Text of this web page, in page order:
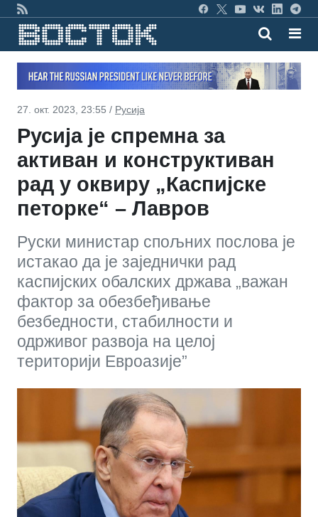
27. окт. 2023, 23:55 / Русија
Русија је спремна за
активан и конструктиван
рад у оквиру „Каспијске
петорке“ – Лавров
Руски министар спољних послова је
истакао да је заједнички рад
каспијских обалских држава „важан
фактор за обезбеђивање
безбедности, стабилности и
одрживог развоја на целој
територији Евроазије”